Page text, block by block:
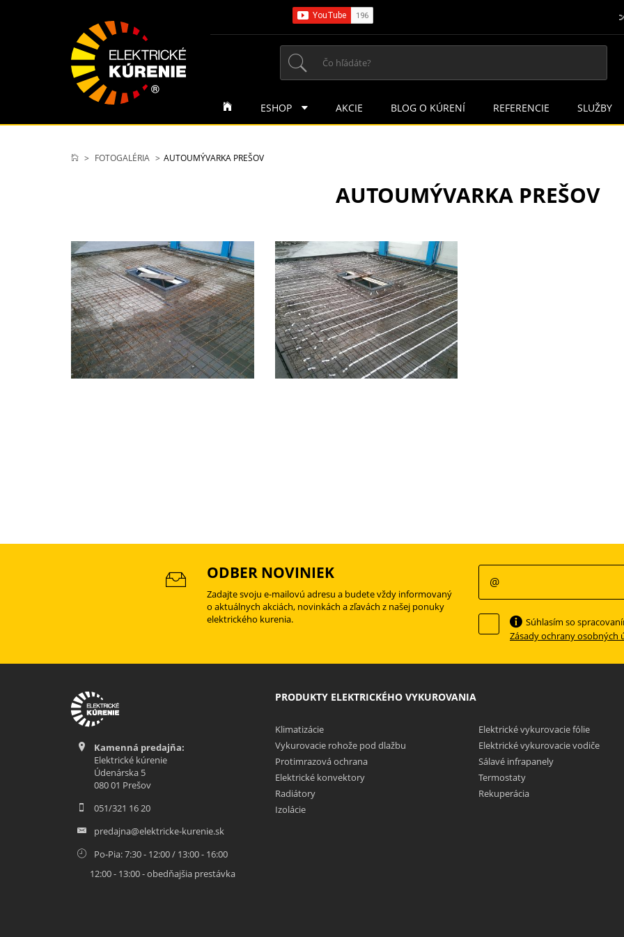
FOTOGALÉRIA AUTOUMÝVARKA PREŠOV
AUTOUMÝVARKA PREŠOV
ODBER NOVINIEK
Zadajte svoju e-mailovú adresu a budete vždy informovaný
o aktuálnych akciách, novinkách a zľavách z našej ponuky
elektrického kurenia.
Súhlasím so
Zásady ochrany osobných
Kamenná predajňa:
Elektrické kúrenie
Údenárska 5
080 01 Prešov
051/321 16 20
predajna@elektricke-kurenie.sk
Po-Pia: 7:30 - 12:00 / 13:00 - 16:00
12:00 - 13:00 - obedňajšia prestávka
PRODUKTY ELEKTRICKÉHO VYKUROVANIA
Klimatizácie
Elektrické vykurovacie fólie
Vykurovacie rohože pod dlažbu
Elektrické vykurovacie vodiče
Protimrazová ochrana
Sálavé infrapanely
Elektrické konvektory
Termostaty
Radiátory
Rekuperácia
Izolácie
ESHOP AKCIE BLOG O KÚRENÍ REFERENCIE SLUŽBY